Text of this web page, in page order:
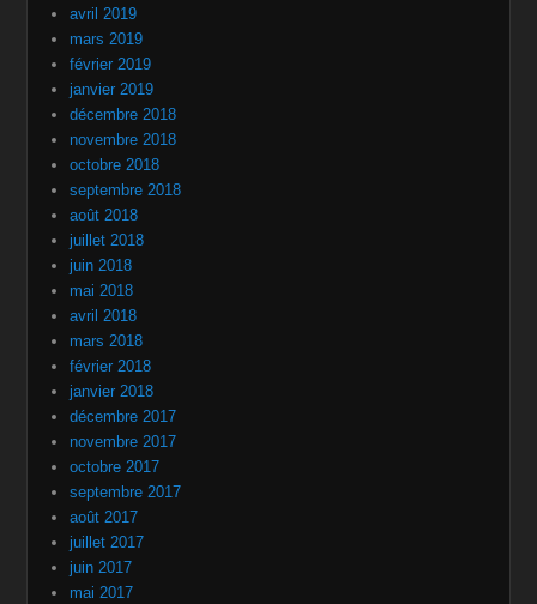
avril 2019
mars 2019
février 2019
janvier 2019
décembre 2018
novembre 2018
octobre 2018
septembre 2018
août 2018
juillet 2018
juin 2018
mai 2018
avril 2018
mars 2018
février 2018
janvier 2018
décembre 2017
novembre 2017
octobre 2017
septembre 2017
août 2017
juillet 2017
juin 2017
mai 2017